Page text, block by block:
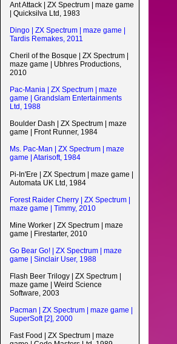
Ant Attack | ZX Spectrum | maze game
| Quicksilva Ltd, 1983
Dingo | ZX Spectrum | maze game |
Tardis Remakes, 2011
Cheril of the Bosque | ZX Spectrum |
maze game | Ubhres Productions,
2010
Pac-Mania | ZX Spectrum | maze
game | Grandslam Entertainments
Ltd, 1988
Boulder Dash | ZX Spectrum | maze
game | Front Runner, 1984
Ms. Pac-Man | ZX Spectrum | maze
game | Atarisoft, 1984
Pi-In'Ere | ZX Spectrum | maze game |
Automata UK Ltd, 1984
Forest Raider Cherry | ZX Spectrum |
maze game | Timmy, 2010
Mine Worker | ZX Spectrum | maze
game | Firestarter, 2010
Go Bear Go! | ZX Spectrum | maze
game | Sinclair User, 1988
Flash Beer Trilogy | ZX Spectrum |
maze game | Weird Science
Software, 2003
Pacman | ZX Spectrum | maze game |
SuperSoft [2], 2000
Fast Food | ZX Spectrum | maze